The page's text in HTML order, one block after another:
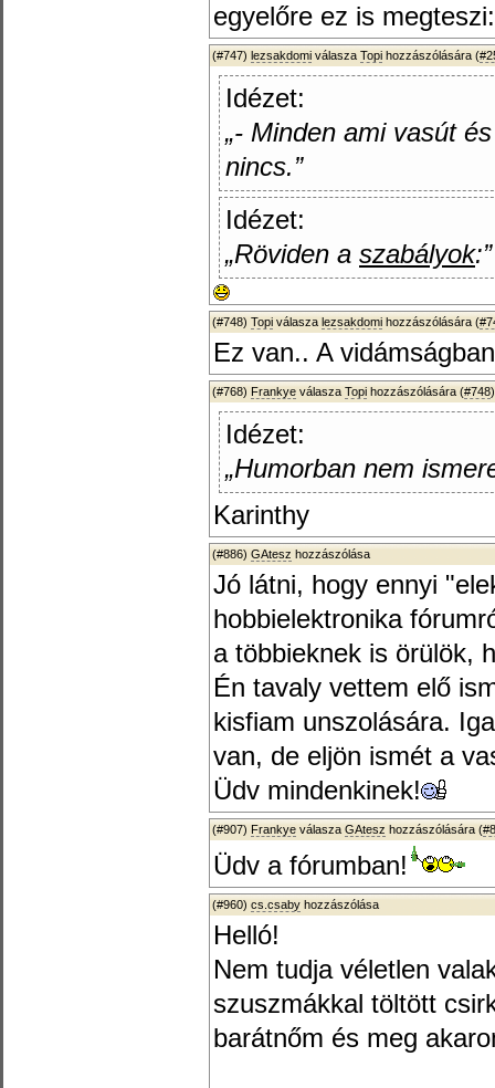
egyelőre ez is
(#747) lezsakdomi válasza Topi hozzászólására (
Idézet:
„- Minden ami vasút
nincs.”
Idézet:
„Röviden a szabályok:”
(#748) Topi válasza lezsakdomi hozzászólására (
Ez van.. A
(#768) Frankye válasza Topi hozzászólására (#748)
Idézet:
„Humorban nem
Karinthy
(#886) GAtesz hozzászólása
Jó látni, hogy ennyi
hobbielektronika
a többieknek is örülök,
Én tavaly vettem elő
kisfiam unszolására.
van, de eljön ismét a
Üdv mindenkinek!
(#907) Frankye válasza GAtesz hozzászólására (
Üdv a fórumban!
(#960) cs.csaby hozzászólása
Helló!
Nem tudja véletlen
szuszmákkal töltött
barátnőm és meg